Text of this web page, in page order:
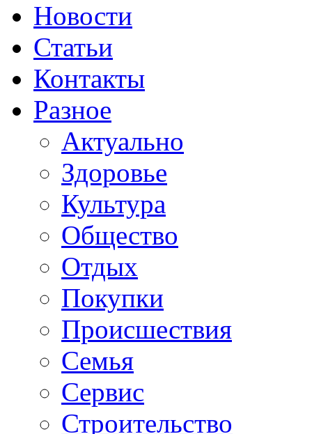
Новости
Статьи
Контакты
Разное
Актуально
Здоровье
Культура
Общество
Отдых
Покупки
Происшествия
Семья
Сервис
Строительство